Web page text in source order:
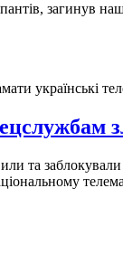
загинув
та